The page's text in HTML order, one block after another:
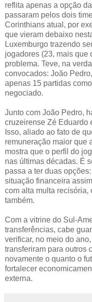
reflita apenas a opção
passaram pelos dois
Corinthians atual, por
que vieram debaixo
Luxemburgo trazendo
jogadores (23, mais que
problema. Teve, na
convocados: João
apenas 15 partidas
negociado.
Junto com João Pedro,
cruzeirense Zé Eduardo
Isso, aliado ao fato de
remuneração maior que
mostra que o perfil do
nas últimas décadas. É
passa a ter duas
situação financeira
com alta multa
também.
Com a vitrine do Sul-
transferências, cabe
verificar, no meio do
transferiram para outros
novamente o quanto o
fortalecer
externa.